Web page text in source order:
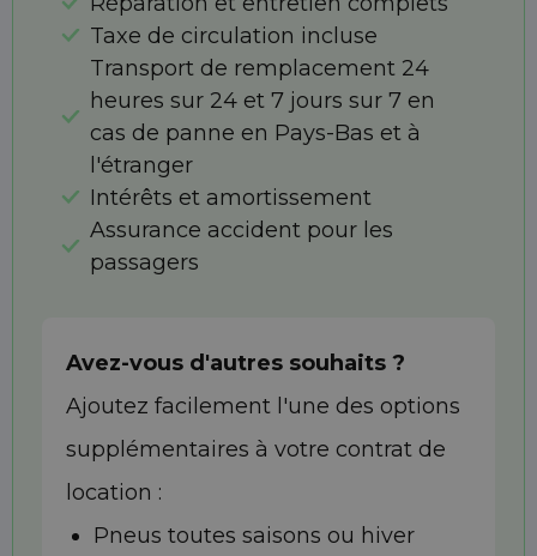
Taxe de circulation incluse
Transport de remplacement 24
heures sur 24 et 7 jours sur 7 en
cas de panne en Pays-Bas et à
l'étranger
Intérêts et amortissement
Assurance accident pour les
passagers
Avez-vous d'autres souhaits ?
Ajoutez facilement l'une des options
supplémentaires à votre contrat de
location :
Pneus toutes saisons ou hiver